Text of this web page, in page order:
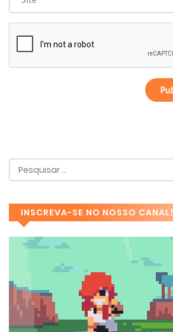
INSCREVA-SE NO NOSSO CANAL!